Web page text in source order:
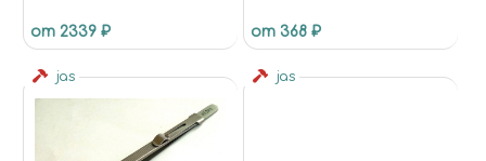
от 2339 ₽ от 368 ₽
jas jas